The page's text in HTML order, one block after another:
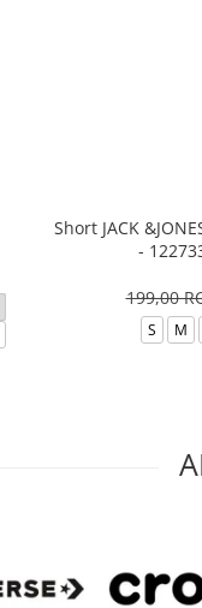
Short JACK
-
199,00
S M